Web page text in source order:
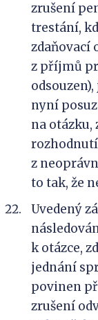
zrušení
trestání,
zdaňovací
z příjmů
nyní
na otázku,
z
to tak, že
Uvedený
k otázce,
jednání
povinen
zrušení